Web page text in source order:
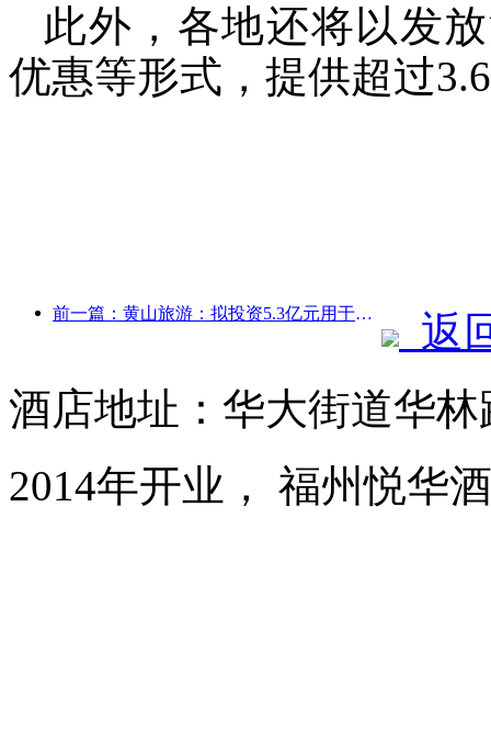
此外，各地还将以发
优惠等形式，提供超过
前一篇：黄山旅游：拟投资5.3亿元用于酒店改造
返
酒店地址：华大街道华林
2014年开业， 福州悦